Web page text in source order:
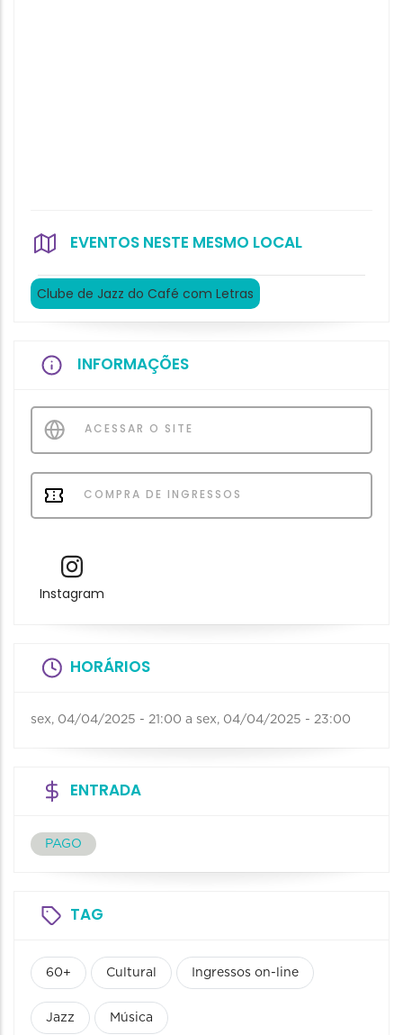
EVENTOS NESTE MESMO LOCAL
Clube de Jazz do Café com Letras
INFORMAÇÕES
ACESSAR O SITE
COMPRA DE INGRESSOS
Instagram
HORÁRIOS
sex, 04/04/2025 - 21:00 a sex, 04/04/2025 - 23:00
ENTRADA
PAGO
TAG
60+ Cultural Ingressos on-line
Jazz Música